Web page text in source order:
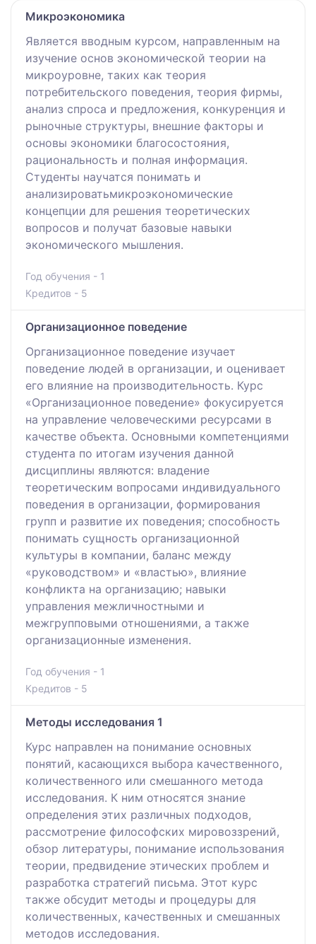
Микроэкономика
Является вводным курсом, направленным на
изучение основ экономической теории на
микроуровне, таких как теория
потребительского поведения, теория фирмы,
анализ спроса и предложения, конкуренция и
рыночные структуры, внешние факторы и
основы экономики благосостояния,
рациональность и полная информация.
Студенты научатся понимать и
анализироватьмикроэкономические
концепции для решения теоретических
вопросов и получат базовые навыки
экономического мышления.
Год обучения - 1
Кредитов - 5
Организационное поведение
Организационное поведение изучает
поведение людей в организации, и оценивает
его влияние на производительность. Курс
«Организационное поведение» фокусируется
на управление человеческими ресурсами в
качестве объекта. Основными компетенциями
студента по итогам изучения данной
дисциплины являются: владение
теоретическим вопросами индивидуального
поведения в организации, формирования
групп и развитие их поведения; способность
понимать сущность организационной
культуры в компании, баланс между
«руководством» и «властью», влияние
конфликта на организацию; навыки
управления межличностными и
межгрупповыми отношениями, а также
организационные изменения.
Год обучения - 1
Кредитов - 5
Методы исследования 1
Курс направлен на понимание основных
понятий, касающихся выбора качественного,
количественного или смешанного метода
исследования. К ним относятся знание
определения этих различных подходов,
рассмотрение философских мировоззрений,
обзор литературы, понимание использования
теории, предвидение этических проблем и
разработка стратегий письма. Этот курс
также обсудит методы и процедуры для
количественных, качественных и смешанных
методов исследования.